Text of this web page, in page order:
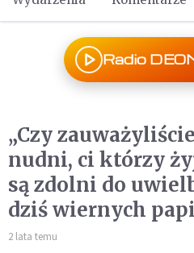
Radio
„Czy
nudni, ci którzy
są zdolni do
dziś wiernych
2 lata temu